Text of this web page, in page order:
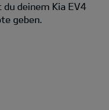
du deinem Kia EV4
geben.